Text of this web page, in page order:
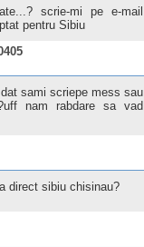
scrie-mi pe e-mail
pentru Sibiu
sami scriepe mess sau
nam rabdare sa vad
direct sibiu chisinau?